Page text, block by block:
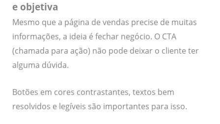
e objetiva
Mesmo que a página de vendas precise de muitas
informações, a ideia é fechar negócio. O CTA
(chamada para ação) não pode deixar o cliente ter
alguma dúvida.
Botões em cores contrastantes, textos bem
resolvidos e legíveis são importantes para isso.